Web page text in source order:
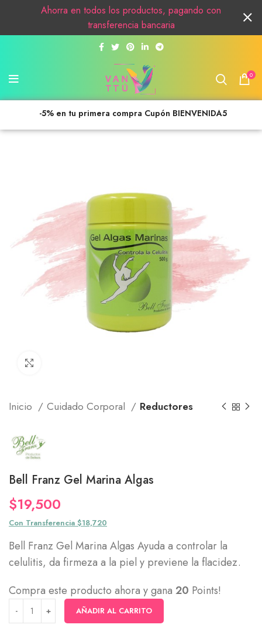
0
-5% en tu primera compra Cupón BIENVENIDA5
Inicio Cuidado Corporal Reductores
Bell Franz Gel Marina Algas
$19,500
Con Transferencia $18,720
Bell Franz Gel Marina Algas Ayuda a controlar la
celulitis, da firmeza a la piel y previene la flacidez.
Compra este producto ahora y gana 20 Points!
AÑADIR AL CARRITO
Ahorra en todos los productos, pagando con
transferencia bancaria